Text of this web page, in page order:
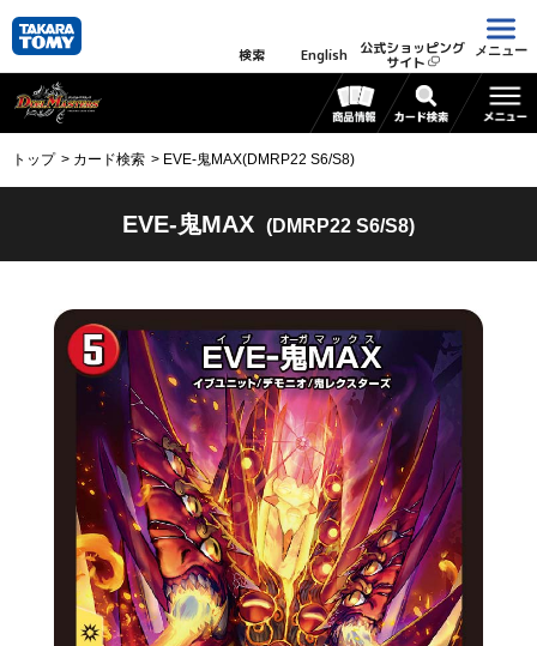
検索 English 公式ショッピング
サイト
メニュー
トップ カード検索 EVE-鬼MAX(DMRP22 S6/S8)
EVE-鬼MAX (DMRP22 S6/S8)